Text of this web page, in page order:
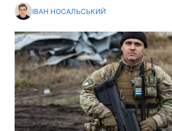
ІВАН НОСАЛЬСЬКИЙ